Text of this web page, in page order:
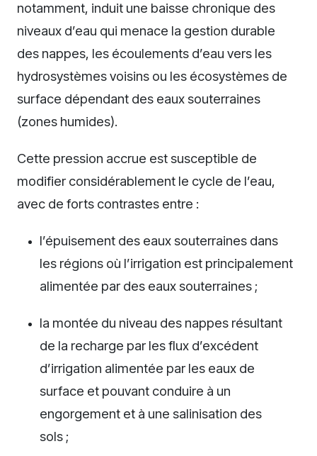
notamment, induit une baisse chronique des
niveaux d’eau qui menace la gestion durable
des nappes, les écoulements d’eau vers les
hydrosystèmes voisins ou les écosystèmes de
surface dépendant des eaux souterraines
(zones humides).
Cette pression accrue est susceptible de
modifier considérablement le cycle de l’eau,
avec de forts contrastes entre :
l’épuisement des eaux souterraines dans
les régions où l’irrigation est principalement
alimentée par des eaux souterraines ;
la montée du niveau des nappes résultant
de la recharge par les flux d’excédent
d’irrigation alimentée par les eaux de
surface et pouvant conduire à un
engorgement et à une salinisation des
sols ;